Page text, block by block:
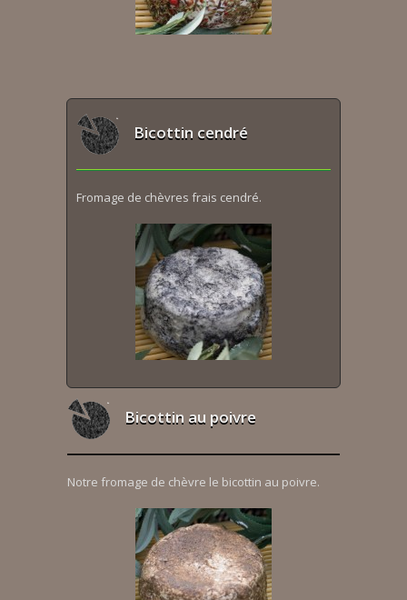
Bicottin cendré
Fromage de chèvres frais cendré.
Bicottin au poivre
Notre fromage de chèvre le bicottin au poivre.